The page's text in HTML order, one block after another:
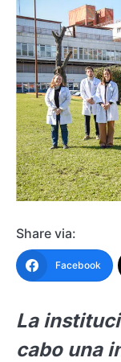
Share via:
Facebook
La
cabo una